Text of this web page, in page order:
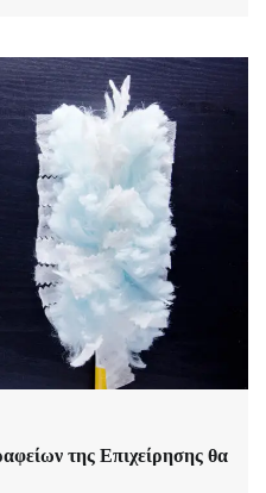
της Επιχείρησης θα